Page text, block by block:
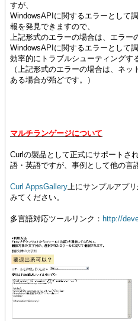
すが、
WindowsAPIに関するエラーとして
報を発見できますので、
上記形式のエラーの場合は、エラー
WindowsAPIに関するエラーとして
効率的にトラブルシューティングす
（上記形式のエラーの場合は、ネ
ある場合が殆どです。）
マルチランゲージについて
Curlの製品として正式にサポートさ
語・英語ですが、事例として他の言
Curl AppsGallery上にサンプルアプ
みてください。
多言語対応ツールリンク： http://